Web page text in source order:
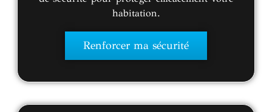
habitation.
Renforcer ma sécurité